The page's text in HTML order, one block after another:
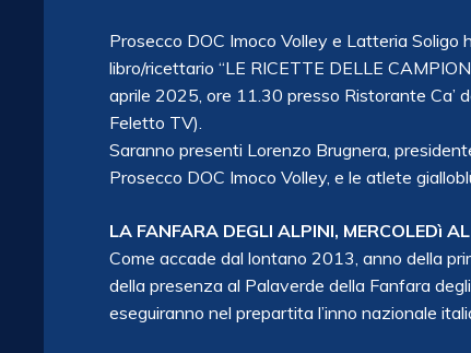
Prosecco DOC Imoco Volley e Latteria
libro/ricettario “LE RICETTE DELLE
aprile 2025, ore 11.30 presso Ristorante Ca’
Feletto TV).
Saranno presenti Lorenzo Brugnera,
Prosecco DOC Imoco Volley, e le atlete
LA FANFARA DEGLI ALPINI, MERCOLEDì
Come accade dal lontano 2013, anno della
della presenza al Palaverde della Fanfara
eseguiranno nel prepartita l’inno nazionale